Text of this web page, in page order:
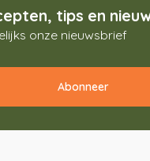
tips en
onze nieuwsbrief
Abonneer